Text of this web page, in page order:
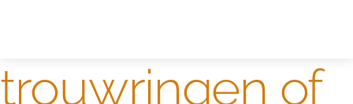
trouwringen of